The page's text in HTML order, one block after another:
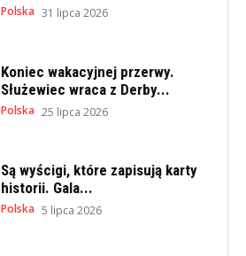
Polska 31 lipca 2026
Koniec wakacyjnej przerwy.
Służewiec wraca z Derby...
Polska 25 lipca 2026
Są wyścigi, które zapisują karty
historii. Gala...
Polska 5 lipca 2026